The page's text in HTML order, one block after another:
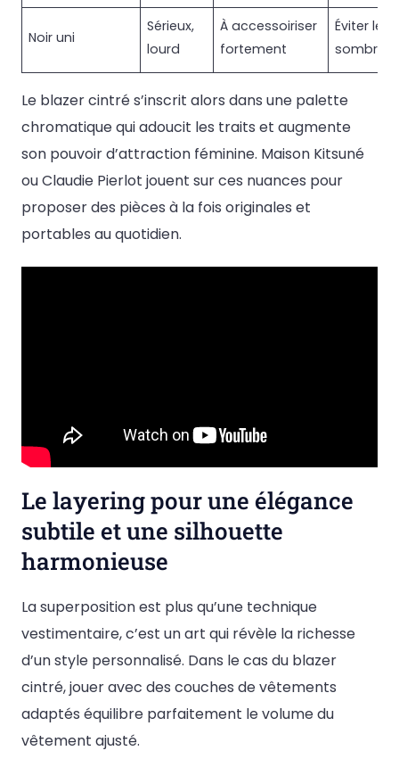
Noir uni
Sérieux,
lourd
À accessoiriser
fortement
Éviter le
sombre
Le blazer cintré s’inscrit alors dans une palette
chromatique qui adoucit les traits et augmente
son pouvoir d’attraction féminine. Maison Kitsuné
ou Claudie Pierlot jouent sur ces nuances pour
proposer des pièces à la fois originales et
portables au quotidien.
Le layering pour une élégance
subtile et une silhouette
harmonieuse
La superposition est plus qu’une technique
vestimentaire, c’est un art qui révèle la richesse
d’un style personnalisé. Dans le cas du blazer
cintré, jouer avec des couches de vêtements
adaptés équilibre parfaitement le volume du
vêtement ajusté.